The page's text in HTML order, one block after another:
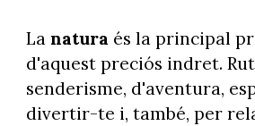
La natura és la principal
d'aquest preciós indret.
senderisme, d'aventura,
divertir-te i, també, per